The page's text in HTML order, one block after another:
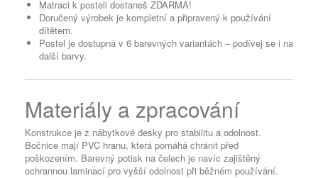
Matraci k posteli dostaneš ZDARMA!
Doručený výrobek je kompletní a připravený k používání
dítětem.
Postel je dostupná v 6 barevných variantách – podívej se i na
další barvy.
Materiály a zpracování
Konstrukce je z nábytkové desky pro stabilitu a odolnost.
Bočnice mají PVC hranu, která pomáhá chránit před
poškozením. Barevný potisk na čelech je navíc zajištěný
ochrannou laminací pro vyšší odolnost při běžném používání.